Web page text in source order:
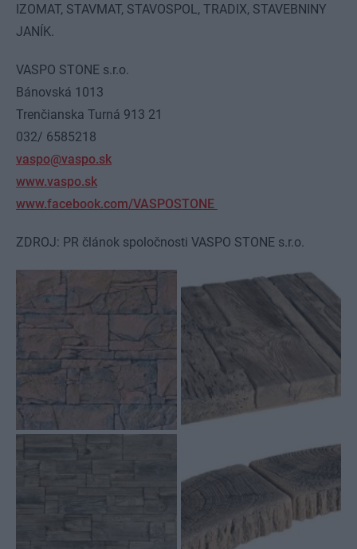
IZOMAT, STAVMAT, STAVOSPOL, TRADIX, STAVEBNINY
JANÍK.
VASPO STONE s.r.o.
Bánovská 1013
Trenčianska Turná 913 21
032/ 6585218
vaspo@vaspo.sk
www.vaspo.sk
www.facebook.com/VASPOSTONE
ZDROJ: PR článok spoločnosti VASPO STONE s.r.o.